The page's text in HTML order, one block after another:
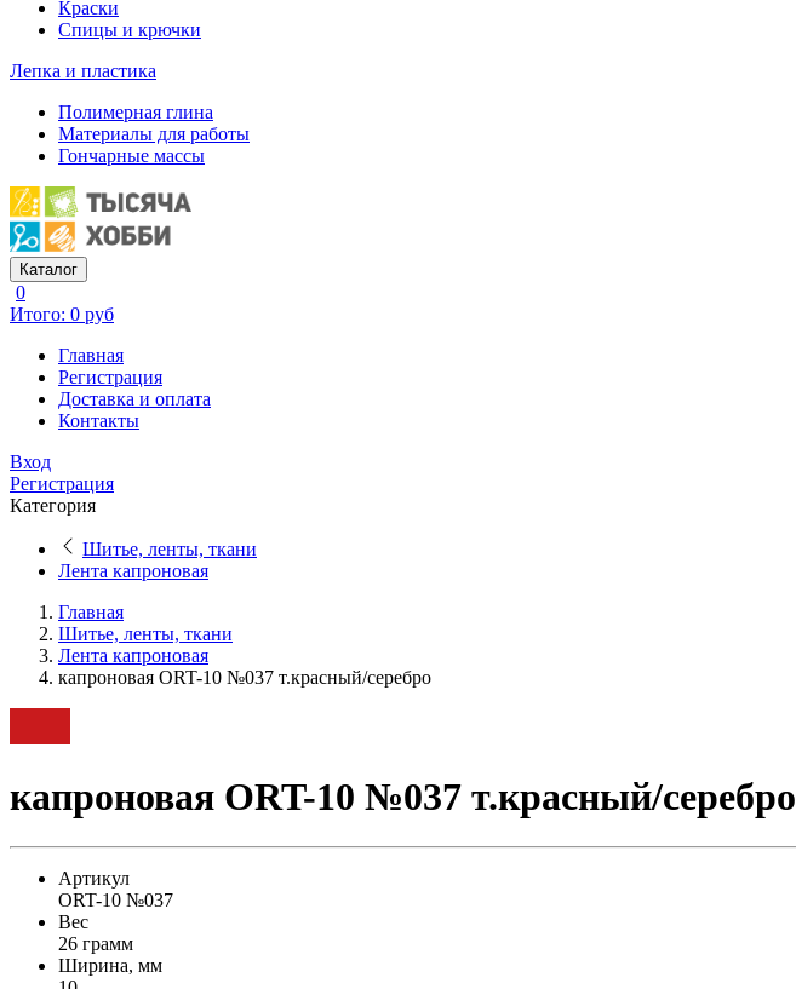
Краски
Спицы и крючки
Лепка и пластика
Полимерная глина
Материалы для работы
Гончарные массы
Каталог
0
Итого: 0 руб
Главная
Регистрация
Доставка и оплата
Контакты
Вход
Регистрация
Категория
Шитье, ленты, ткани
Лента капроновая
Главная
Шитье, ленты, ткани
Лента капроновая
капроновая ORT-10 №037 т.красный/серебро
капроновая ORT-10 №037 т.красный/серебро
Артикул
ORT-10 №037
Вес
26 грамм
Ширина, мм